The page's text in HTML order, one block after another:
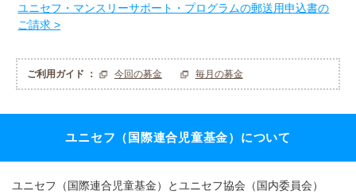
ユニセフ・マンスリーサポート・プログラムの郵送用申込書の
ご請求 >
ご利用ガイド ： 今回の募金 毎月の募金
ユニセフ（国際連合児童基金）について
ユニセフ（国際連合児童基金）とユニセフ協会（国内委員会）